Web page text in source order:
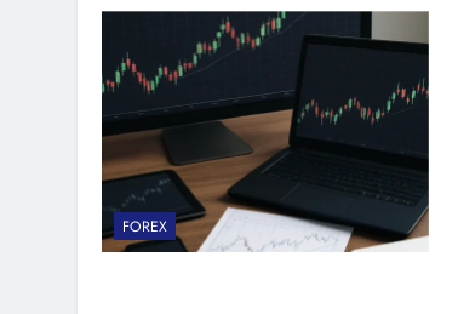
FOREX